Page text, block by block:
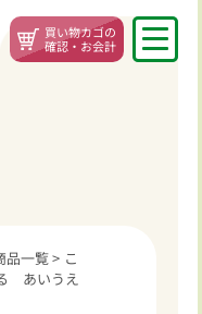
品一覧> こ
あいうえ
買い物カゴの
確認・お会計